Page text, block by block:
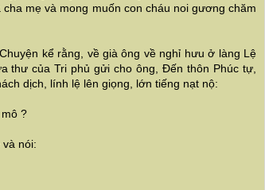
mẹ và mong muốn con cháu noi gương chăm
kể rằng, về già ông về nghỉ hưu ở làng Lệ
thư của Tri phủ gửi cho ông, Đến thôn Phúc tự,
dịch, lính lệ lên giọng, lớn tiếng nạt nộ:
?
nói: